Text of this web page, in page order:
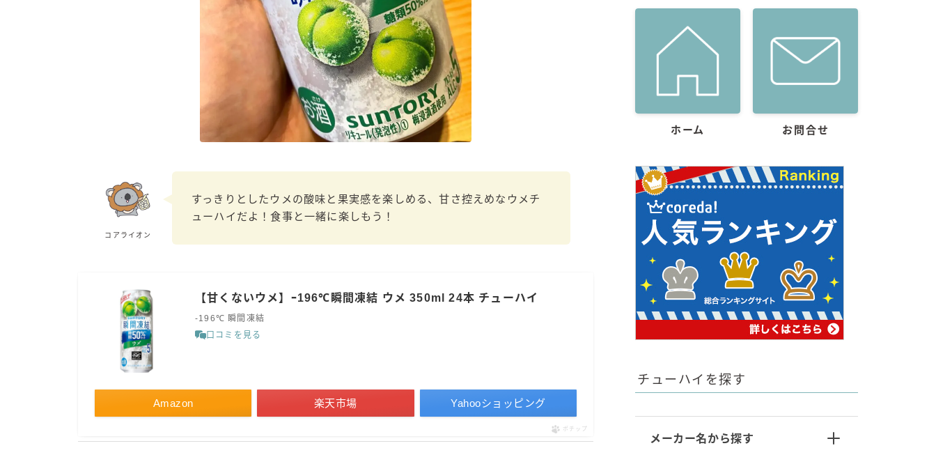
三ツ星グレフルサワー
99.99（フォーナイン）
レモン・ザ・リッチ
男梅サワー
キレートレモンサワー
愛のスコールホワイトサワー
WATER SOUR(ウォーターサワ)
タカラCANチューハイ
寶「丸おろし」
コアライオン
すっきりとしたウメの酸味と果実感を楽しめる、甘さ控えめなウメチ
ューハイだよ！食事と一緒に楽しもう！
【甘くないウメ】ｰ196℃瞬間凍結 ウメ 350ml 24本 チューハイ
-196℃ 瞬間凍結
口コミを見る
Amazon 楽天市場 Yahooショッピング
ポチップ
ホーム お問合せ
チューハイを探す
メーカー名から探す